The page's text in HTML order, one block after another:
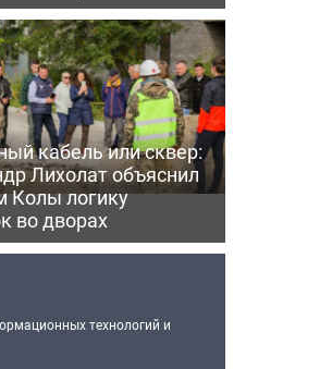
кабель или сквер:
Лихолат объяснил
Колы логику
во дворах
технологий и